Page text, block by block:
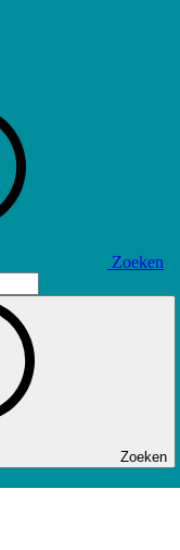
Zoeken
Zoeken